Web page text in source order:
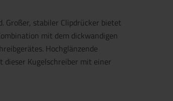
Großer, stabiler Clipdrücker bietet
mit dem dickwandigen
Hochglänzende
Kugelschreiber mit einer